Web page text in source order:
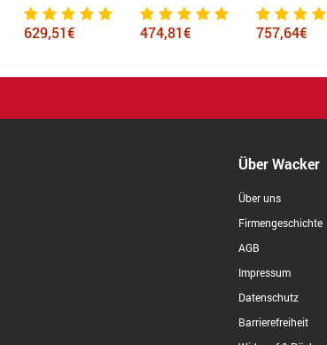
629,51€ 474,81€ 757,64€
Über Wacker
Über uns
Firmengeschichte
AGB
Impressum
Datenschutz
Barrierefreiheit